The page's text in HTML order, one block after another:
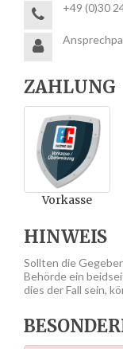
+49 (0)30
ZAHLUNG
Vorkasse
HINWEIS
Sollten die
Behörde ein
dies der Fall sein,